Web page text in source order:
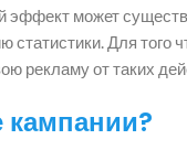
эффект может
статистики. Для того
рекламу от таких
кампании?